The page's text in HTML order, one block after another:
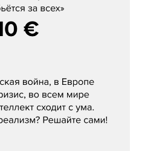
«Наше сердце